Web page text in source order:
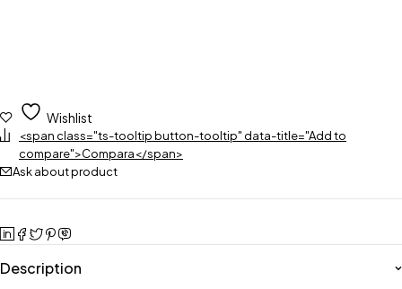
Wishlist
<span class="ts-tooltip button-tooltip" data-title="Add to
compare">Compara</span>
Ask about product
Description